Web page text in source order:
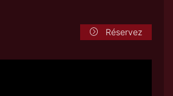
Réservez